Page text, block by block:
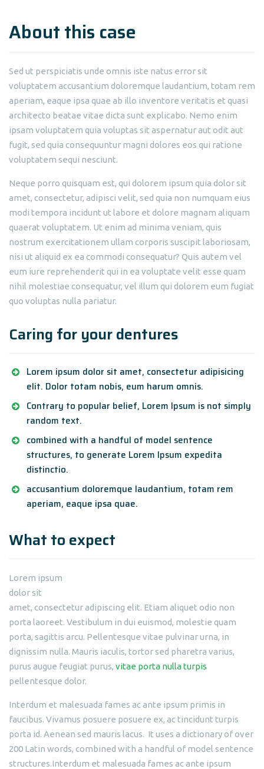
About this case
Sed ut perspiciatis unde omnis iste natus error sit
voluptatem accusantium doloremque laudantium, totam rem
aperiam, eaque ipsa quae ab illo inventore veritatis et quasi
architecto beatae vitae dicta sunt explicabo. Nemo enim
ipsam voluptatem quia voluptas sit aspernatur aut odit aut
fugit, sed quia consequuntur magni dolores eos qui ratione
voluptatem sequi nesciunt.
Neque porro quisquam est, qui dolorem ipsum quia dolor sit
amet, consectetur, adipisci velit, sed quia non numquam eius
modi tempora incidunt ut labore et dolore magnam aliquam
quaerat voluptatem. Ut enim ad minima veniam, quis
nostrum exercitationem ullam corporis suscipit laboriosam,
nisi ut aliquid ex ea commodi consequatur? Quis autem vel
eum iure reprehenderit qui in ea voluptate velit esse quam
nihil molestiae consequatur, vel illum qui dolorem eum fugiat
quo voluptas nulla pariatur.
Caring for your dentures
Lorem ipsum dolor sit amet, consectetur adipisicing
elit. Dolor totam nobis, eum harum omnis.
Contrary to popular belief, Lorem Ipsum is not simply
random text.
combined with a handful of model sentence
structures, to generate Lorem Ipsum expedita
distinctio.
accusantium doloremque laudantium, totam rem
aperiam, eaque ipsa quae.
What to expect
Lorem ipsum
dolor sit
amet, consectetur adipiscing elit. Etiam aliquet odio non
porta laoreet. Vestibulum in dui euismod, molestie quam
porta, sagittis arcu. Pellentesque vitae pulvinar urna, in
dignissim nulla. Mauris iaculis, tortor sed pharetra varius,
purus augue feugiat purus, vitae porta nulla turpis
pellentesque dolor.
Interdum et malesuada fames ac ante ipsum primis in
faucibus. Vivamus posuere posuere ex, ac tincidunt turpis
porta id. Aenean sed mauris lacus. It uses a dictionary of over
200 Latin words, combined with a handful of model sentence
structures.Interdum et malesuada fames ac ante ipsum